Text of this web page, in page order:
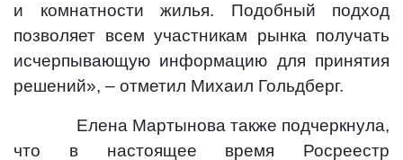
и комнатности жилья. Подобный подход
позволяет всем участникам рынка получать
исчерпывающую информацию для принятия
решений», – отметил Михаил Гольдберг.
Елена Мартынова также подчеркнула,
что в настоящее время Росреестр